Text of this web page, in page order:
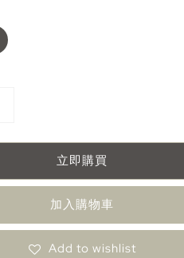
立即購買
加入購物車
Add to wishlist